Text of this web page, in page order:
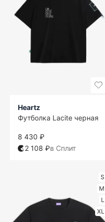
Heartz
Футболка Lacite черная
8 430 ₽
2 108 ₽в Сплит
S
M
L
XL